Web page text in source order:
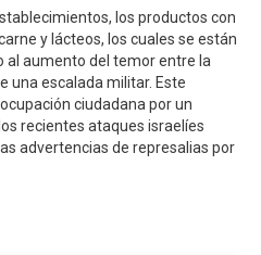
los productos con
y lácteos, los cuales se están
aumento del temor entre la
una escalada militar. Este
ciudadana por un
recientes ataques israelíes
advertencias de represalias por